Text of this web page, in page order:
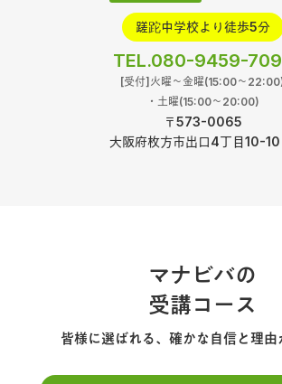
蹉跎中学校より徒歩5分
TEL.080-9459-
[受付]火曜〜金曜(15:00～
・土曜(15:00～20:00)
〒573-0065
大阪府枚方市出口4丁目10-10
マナビバの
受講コース
皆様に選ばれる、確かな自信と理由